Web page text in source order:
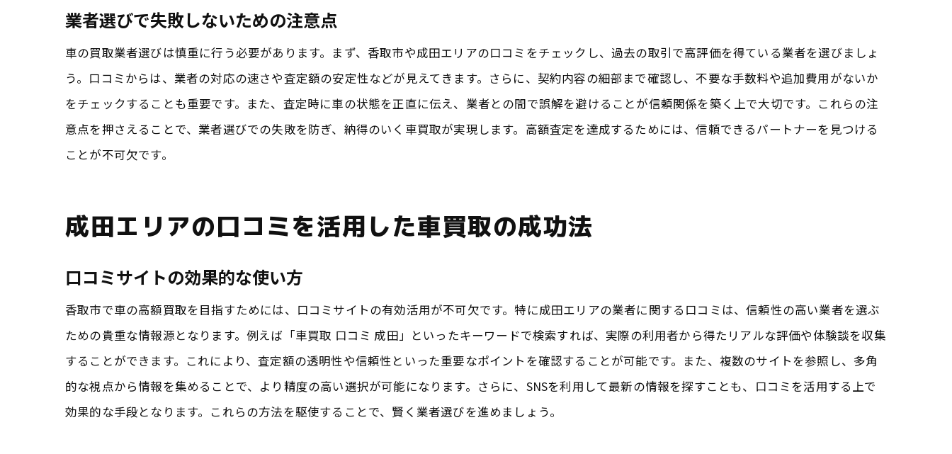
口コミ分析による買取価格の向上法
成田エリアで信頼できる車買取業者の見つけ方
信頼性の高い業者情報の集め方
成田エリアの市場動向を押さえる
高評価業者の選び方とその理由
高額買取を狙う車の整備ポイント
業者を選ぶ際の重要な基準
市場動向を活かした価格交渉術
口コミを活用した業者選びのコツ
査定前の準備で避けるべきミス
業者選びで失敗しないための注意点
車の買取業者選びは慎重に行う必要があります。まず、香取市や成田エリアの口コミをチェックし、過去の取引で高評価を得ている業者を選びましょ
う。口コミからは、業者の対応の速さや査定額の安定性などが見えてきます。さらに、契約内容の細部まで確認し、不要な手数料や追加費用がないか
をチェックすることも重要です。また、査定時に車の状態を正直に伝え、業者との間で誤解を避けることが信頼関係を築く上で大切です。これらの注
意点を押さえることで、業者選びでの失敗を防ぎ、納得のいく車買取が実現します。高額査定を達成するためには、信頼できるパートナーを見つける
ことが不可欠です。
成田エリアの口コミを活用した車買取の成功法
口コミサイトの効果的な使い方
香取市で車の高額買取を目指すためには、口コミサイトの有効活用が不可欠です。特に成田エリアの業者に関する口コミは、信頼性の高い業者を選ぶ
ための貴重な情報源となります。例えば「車買取 口コミ 成田」といったキーワードで検索すれば、実際の利用者から得たリアルな評価や体験談を収集
することができます。これにより、査定額の透明性や信頼性といった重要なポイントを確認することが可能です。また、複数のサイトを参照し、多角
的な視点から情報を集めることで、より精度の高い選択が可能になります。さらに、SNSを利用して最新の情報を探すことも、口コミを活用する上で
効果的な手段となります。これらの方法を駆使することで、賢く業者選びを進めましょう。